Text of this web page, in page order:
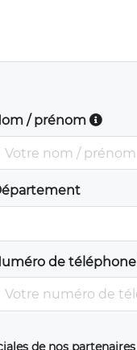
/ prénom
de téléphone
de nos partenaires